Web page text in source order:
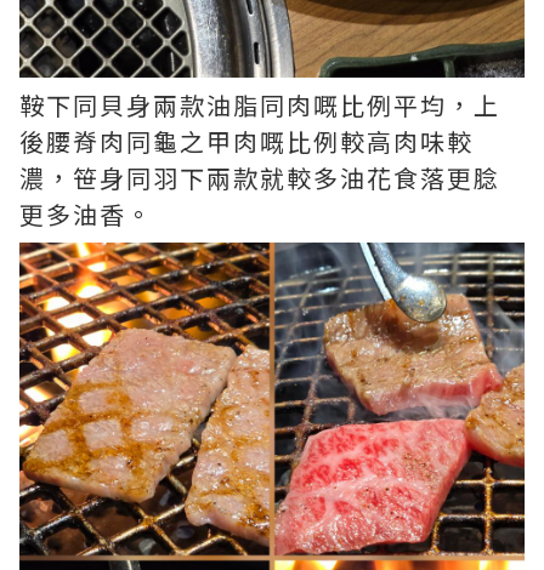
鞍下同貝身兩款油脂同肉嘅比例平均，上
後腰脊肉同龜之甲肉嘅比例較高肉味較
濃，笹身同羽下兩款就較多油花食落更腍
更多油香。